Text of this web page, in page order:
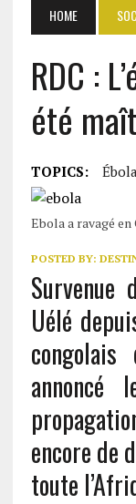
HOME
RDC :
été
TOPICS: Ébola
Ebola a ravagé en
POSTED BY:
Survenue
Uélé
encore de
toute